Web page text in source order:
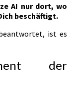
AI nur dort, wo
beschäftigt.
ist es
der